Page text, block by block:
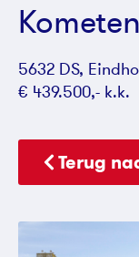
5632 DS,
€ 439.500,- k.k.
Terug